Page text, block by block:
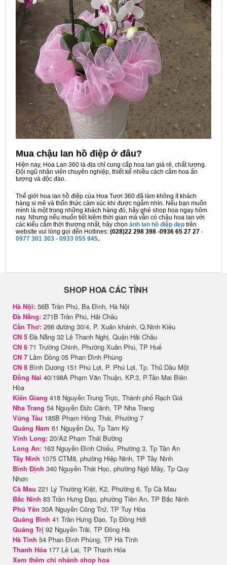
Mua chậu lan hồ điệp ở đâu?
Hiện nay, Hoa Lan 360 là địa chỉ cung cấp hoa lan giá rẻ, chất lượng.
Đội ngũ nhân viên chuyên nghiệp, thiết kế nhiều cách cắm hoa ấn
tượng và độc đáo.
Thế giới hoa lan hồ điệp của Hoa Tươi 360 đã làm không ít khách
hàng si mê và thổn thức cảm xúc khi được ngắm nhìn. Nếu bạn muốn
mình là một trong những khách hàng đó, hãy ghé shop hoa ngay hôm
nay. Nhưng nếu muốn tiết kiệm thời gian mà vẫn có chậu hoa lan với
các kiểu cắm thời thượng nhất, hãy chọn ảnh lan hồ điệp đẹp trên
website vui lòng gọi đến Hotlines: (028)22 298 398 -0936 65 27 27 -
0977 301 303 - 0933 055 945.
SHOP HOA CÁC TỈNH
Hà Nội: 56B Trần Phú, Ba Đình, Hà Nội
Đà Nẵng: 271B Trần Phú, Hải Châu
Cần Thơ: 266 đường 30/4, P. Xuân khánh, Q.Ninh Kiều
CN 5 Đà Nẵng 32 Lê Thanh Nghị, Quận Hải Châu
CN 6 71 Trường Chinh, Phường Xuân Phú, TP Huế
CN 7 Lâm Đồng 05 Phan Đình Phùng
CN 8 Bình Dương 151 Phú Lợi, P. Phú Lợi, Tp. Thủ Dầu Một
Đồng Nai 40/198A Phạm Văn Thuận, KP.3, P.Tân Mai Biên
Hòa
Kiên Giang 418 Nguyễn Trung Trực, Thành phố Rạch Giá
Nha Trang 54 Nguyễn Đức Cảnh, TP Nha Trang
Vũng Tàu 185B Phạm Hồng Thái, Phường 7
Quảng Nam 61 Nguyễn Du, Tp Tam Kỳ
Vĩnh Long: 20/A2 Phạm Thái Bường
Long An: 163 Nguyễn Đình Chiểu, Phường 3, Tp Tân An
Tây Ninh 1075 CTM8, phường Hiệp Ninh, TP Tây Ninh
Bình Định 340 Nguyễn Thái Học, phường Ngô Mây, Tp Quy
Nhơn
Cà Mau 221 Lý Thường Kiệt, K2, Phường 6, Tp Cà Mau
Bắc Ninh 83 Trần Hưng Đạo, phường Tiền An, TP Bắc Ninh
Phú Yên 30A Nguyễn Công Trứ, TP Tuy Hòa
Quảng Bình 41 Trần Hưng Đạo, Tp Đồng Hới
Quảng Trị 92 Nguyễn Trãi, TP Đông Hà
Hà Tĩnh 54 Phan Đình Phùng, TP Hà Tĩnh
Thanh Hóa 177 Lê Lai, TP Thanh Hóa
Xem thêm chi nhánh shop hoa